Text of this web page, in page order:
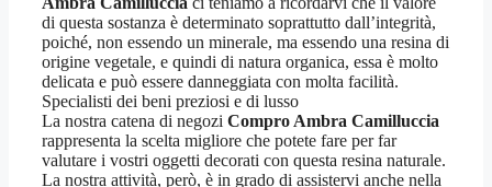
di questa sostanza è determinato soprattutto dall’integrità,
poiché, non essendo un minerale, ma essendo una resina di
origine vegetale, e quindi di natura organica, essa è molto
delicata e può essere danneggiata con molta facilità.
Specialisti dei beni preziosi e di lusso
La nostra catena di negozi Compro Ambra Camilluccia
rappresenta la scelta migliore che potete fare per far
valutare i vostri oggetti decorati con questa resina naturale.
La nostra attività, però, è in grado di assistervi anche nella